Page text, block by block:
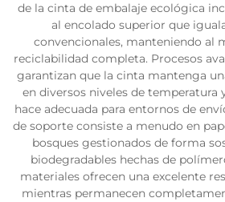
de la cinta de embalaje ecológica
al encolado superior que
convencionales, manteniendo al
reciclabilidad completa. Procesos
garantizan que la cinta mantenga
en diversos niveles de temperatura
hace adecuada para entornos de
de soporte consiste a menudo en
bosques gestionados de forma
biodegradables hechas de
materiales ofrecen una excelente
mientras permanecen